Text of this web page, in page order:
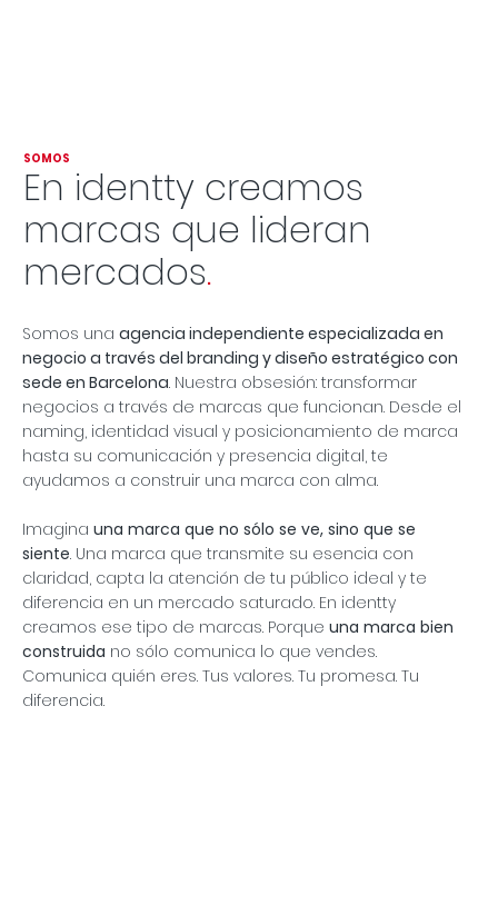
SOMOS
En identty creamos
marcas que lideran
mercados.
Somos unaagencia independiente especializada en
negocio a través del branding y diseño estratégico con
sede enBarcelona. Nuestra obsesión: transformar
negocios a través de marcas que funcionan. Desde el
naming, identidad visual y posicionamiento de marca
hasta su comunicación y presencia digital, te
ayudamos a construir una marca con alma.
Imaginauna marca que no sólo se ve, sino que se
siente. Una marca que transmite su esencia con
claridad, capta la atención de tu público ideal y te
diferencia en un mercado saturado. En identty
creamos ese tipo de marcas. Porqueuna marca bien
construida no sólo comunica lo que vendes.
Comunica quién eres. Tus valores. Tu promesa. Tu
diferencia.